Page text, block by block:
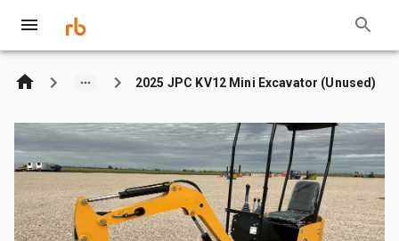
2025 JPC KV12 Mini Excavator (Unused)